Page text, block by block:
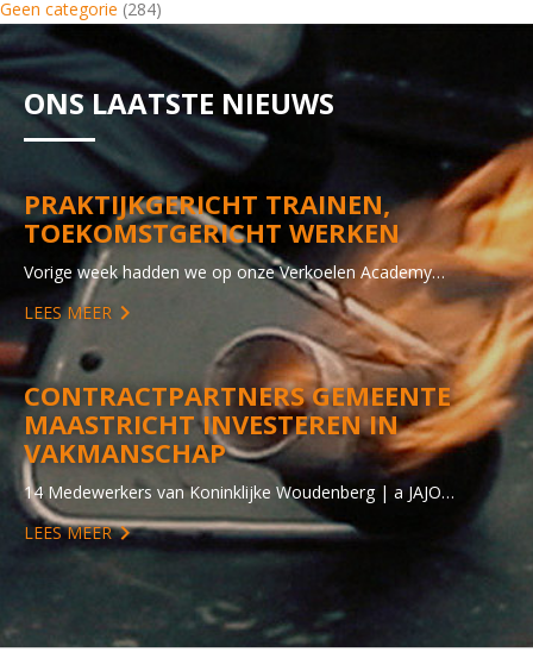
Geen categorie (284)
ONS LAATSTE NIEUWS
PRAKTIJKGERICHT TRAINEN,
TOEKOMSTGERICHT WERKEN
Vorige week hadden we op onze Verkoelen Academy…
LEES MEER
CONTRACTPARTNERS GEMEENTE
MAASTRICHT INVESTEREN IN
VAKMANSCHAP
14 Medewerkers van Koninklijke Woudenberg | a JAJO…
LEES MEER